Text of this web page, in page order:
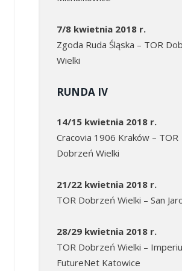
7/8 kwietnia 2018 r.
Zgoda Ruda Śląska – TOR
Wielki
RUNDA IV
14/15 kwietnia 2018 r.
Cracovia 1906 Kraków – TOR
Dobrzeń Wielki
21/22 kwietnia 2018 r.
TOR Dobrzeń Wielki – San
28/29 kwietnia 2018 r.
TOR Dobrzeń Wielki –
FutureNet Katowice